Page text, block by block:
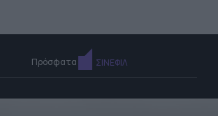
Πρόσφατα ΣΙΝΕΦΙΛ